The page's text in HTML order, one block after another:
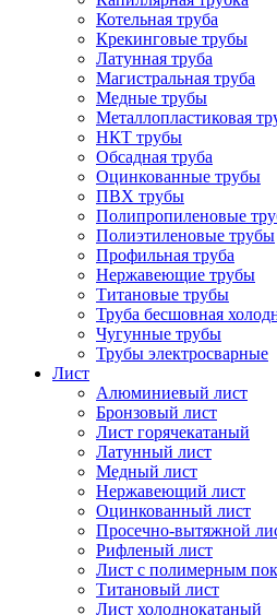
Котельная труба
Крекинговые трубы
Латунная труба
Магистральная труба
Медные трубы
Металлопластиковая
НКТ трубы
Обсадная труба
Оцинкованные трубы
ПВХ трубы
Полипропиленовые
Полиэтиленовые трубы
Профильная труба
Нержавеющие трубы
Титановые трубы
Труба бесшовная
Чугунные трубы
Трубы электросварные
Лист
Алюминиевый лист
Бронзовый лист
Лист горячекатаный
Латунный лист
Медный лист
Нержавеющий лист
Оцинкованный лист
Просечно-вытяжной
Рифленый лист
Лист с полимерным
Титановый лист
Лист холоднокатаный